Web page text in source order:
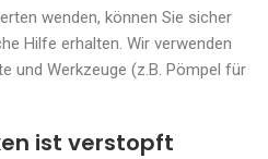
wenden, können Sie sicher
Hilfe erhalten. Wir verwenden
und Werkzeuge (z.B. Pömpel für
ist verstopft